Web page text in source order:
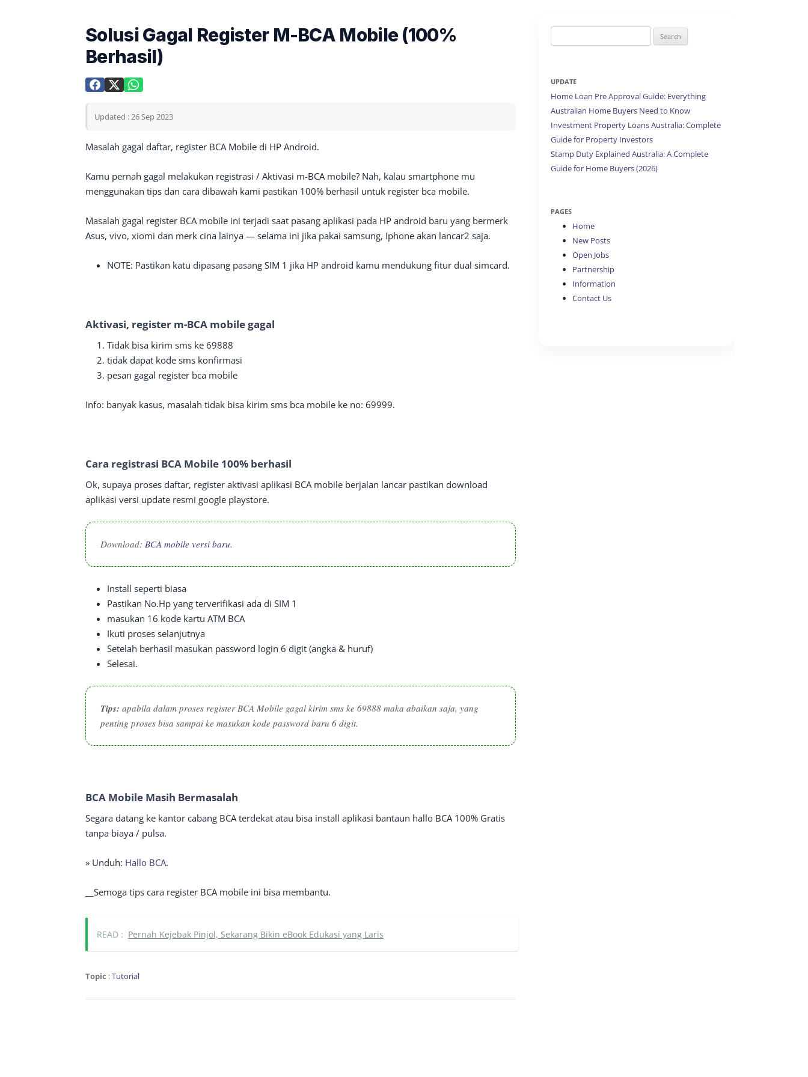
Solusi Gagal Register M-BCA Mobile (100%
Berhasil)
Updated : 26 Sep 2023
Masalah gagal daftar, register BCA Mobile di HP Android.
Kamu pernah gagal melakukan registrasi / Aktivasi m-BCA mobile? Nah, kalau smartphone mu
menggunakan tips dan cara dibawah kami pastikan 100% berhasil untuk register bca mobile.
Masalah gagal register BCA mobile ini terjadi saat pasang aplikasi pada HP android baru yang bermerk
Asus, vivo, xiomi dan merk cina lainya — selama ini jika pakai samsung, Iphone akan lancar2 saja.
NOTE: Pastikan katu dipasang pasang SIM 1 jika HP android kamu mendukung fitur dual simcard.
Aktivasi, register m-BCA mobile gagal
Tidak bisa kirim sms ke 69888
tidak dapat kode sms konfirmasi
pesan gagal register bca mobile
Info: banyak kasus, masalah tidak bisa kirim sms bca mobile ke no: 69999.
Cara registrasi BCA Mobile 100% berhasil
Ok, supaya proses daftar, register aktivasi aplikasi BCA mobile berjalan lancar pastikan download
aplikasi versi update resmi google playstore.
Download: BCA mobile versi baru.
Install seperti biasa
Pastikan No.Hp yang terverifikasi ada di SIM 1
masukan 16 kode kartu ATM BCA
Ikuti proses selanjutnya
Setelah berhasil masukan password login 6 digit (angka & huruf)
Selesai.
Tips: apabila dalam proses register BCA Mobile gagal kirim sms ke 69888 maka abaikan saja, yang
penting proses bisa sampai ke masukan kode password baru 6 digit.
BCA Mobile Masih Bermasalah
Segara datang ke kantor cabang BCA terdekat atau bisa install aplikasi bantaun hallo BCA 100% Gratis
tanpa biaya / pulsa.
» Unduh: Hallo BCA.
__Semoga tips cara register BCA mobile ini bisa membantu.
READ : Pernah Kejebak Pinjol, Sekarang Bikin eBook Edukasi yang Laris
Topic :Tutorial
for:
UPDATE
Home Loan Pre Approval Guide: Everything
Australian Home Buyers Need to Know
Investment Property Loans Australia: Complete
Guide for Property Investors
Stamp Duty Explained Australia: A Complete
Guide for Home Buyers (2026)
PAGES
Home
New Posts
Open Jobs
Partnership
Information
Contact Us